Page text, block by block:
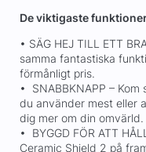
De viktigaste
• SÄG HEJ TILL ETT
samma fantastiska
förmånligt pris.
• SNABBKNAPP –
du använder mest eller
dig mer om din omvärld.
• BYGGD FÖR ATT
Ceramic Shield 2 på